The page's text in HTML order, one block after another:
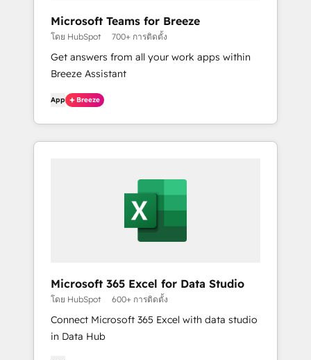
Microsoft Teams for Breeze
โดย HubSpot 700+ การติดตั้ง
Get answers from all your work apps within
Breeze Assistant
App Breeze
Microsoft 365 Excel for Data Studio
โดย HubSpot 600+ การติดตั้ง
Connect Microsoft 365 Excel with data studio
in Data Hub